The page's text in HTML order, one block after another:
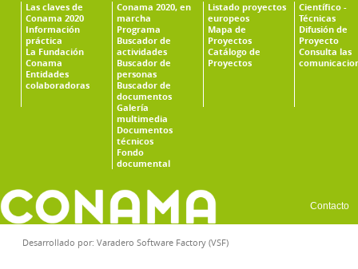
Las claves de
Conama 2020
Información
práctica
La Fundación
Conama
Entidades
colaboradoras
Conama 2020, en
marcha
Programa
Buscador de
actividades
Buscador de
personas
Buscador de
documentos
Galería
multimedia
Documentos
técnicos
Fondo
documental
Listado proyectos
europeos
Mapa de
Proyectos
Catálogo de
Proyectos
Científico -
Técnicas
Difusión de
Proyecto
Consulta las
Contacto
Desarrollado por: Varadero Software Factory (VSF)